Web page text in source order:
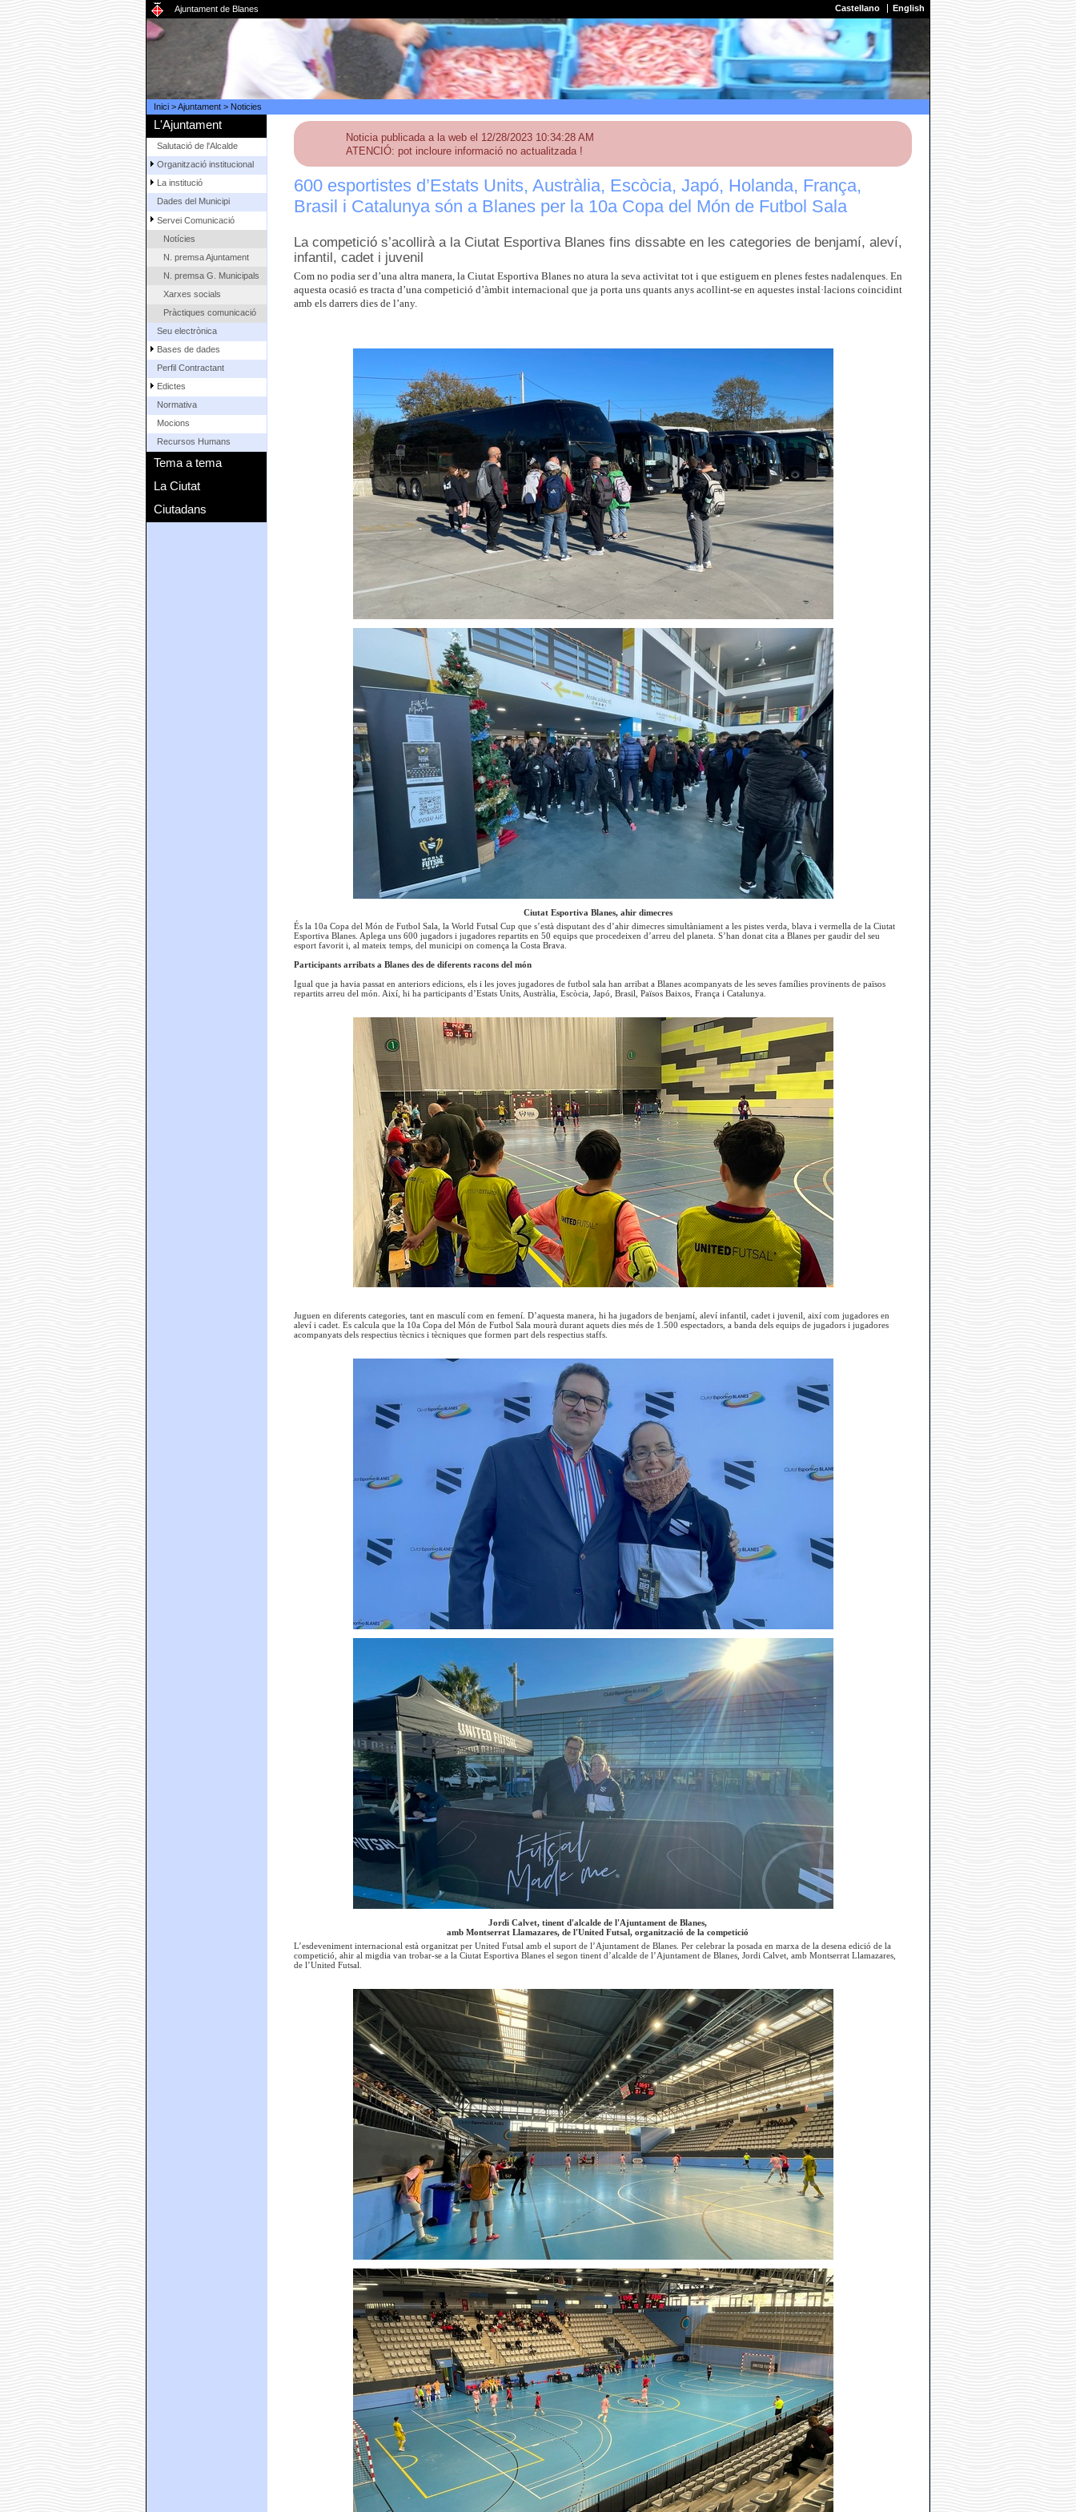
Ajuntament de Blanes Castellano English
Inici>Ajuntament> Noticies
L'Ajuntament
Salutació de l'Alcalde
Organització institucional
La institució
Dades del Municipi
Servei Comunicació
Notícies
N. premsa Ajuntament
N. premsa G. Municipals
Xarxes socials
Pràctiques comunicació
Seu electrònica
Bases de dades
Perfil Contractant
Edictes
Normativa
Mocions
Recursos Humans
Tema a tema
La Ciutat
Ciutadans
Noticia publicada a la web el 12/28/2023 10:34:28 AM
ATENCIÓ: pot incloure informació no actualitzada !
600 esportistes d’Estats Units, Austràlia, Escòcia, Japó, Holanda, França,
Brasil i Catalunya són a Blanes per la 10a Copa del Món de Futbol Sala
La competició s’acollirà a la Ciutat Esportiva Blanes fins dissabte en les categories de benjamí, aleví,
infantil, cadet i juvenil
Com no podia ser d’una altra manera, la Ciutat Esportiva Blanes no atura la seva activitat tot i que estiguem en plenes festes nadalenques. En
aquesta ocasió es tracta d’una competició d’àmbit internacional que ja porta uns quants anys acollint-se en aquestes instal·lacions coincidint
amb els darrers dies de l’any.
Ciutat Esportiva Blanes, ahir dimecres
És la 10a Copa del Món de Futbol Sala, la World Futsal Cup que s’està disputant des d’ahir dimecres simultàniament a les pistes verda, blava i vermella de la Ciutat
Esportiva Blanes. Aplega uns 600 jugadors i jugadores repartits en 50 equips que procedeixen d’arreu del planeta. S’han donat cita a Blanes per gaudir del seu
esport favorit i, al mateix temps, del municipi on comença la Costa Brava.
Participants arribats a Blanes des de diferents racons del món
Igual que ja havia passat en anteriors edicions, els i les joves jugadores de futbol sala han arribat a Blanes acompanyats de les seves famílies provinents de països
repartits arreu del món. Així, hi ha participants d’Estats Units, Austràlia, Escòcia, Japó, Brasil, Països Baixos, França i Catalunya.
Juguen en diferents categories, tant en masculí com en femení. D’aquesta manera, hi ha jugadors de benjamí, aleví infantil, cadet i juvenil, així com jugadores en
aleví i cadet. Es calcula que la 10a Copa del Món de Futbol Sala mourà durant aquets dies més de 1.500 espectadors, a banda dels equips de jugadors i jugadores
acompanyats dels respectius tècnics i tècniques que formen part dels respectius staffs.
Jordi Calvet, tinent d'alcalde de l'Ajuntament de Blanes,
amb Montserrat Llamazares, de l'United Futsal, organització de la competició
L’esdeveniment internacional està organitzat per United Futsal amb el suport de l’Ajuntament de Blanes. Per celebrar la posada en marxa de la desena edició de la
competició, ahir al migdia van trobar-se a la Ciutat Esportiva Blanes el segon tinent d’alcalde de l’Ajuntament de Blanes, Jordi Calvet, amb Montserrat Llamazares,
de l’United Futsal.